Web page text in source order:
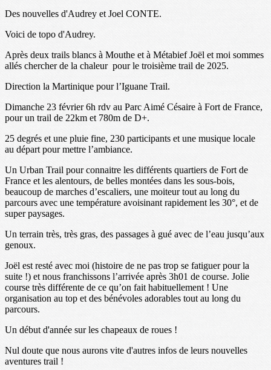
Des nouvelles d'Audrey et Joel CONTE.
Voici de topo d'Audrey.
Après deux trails blancs à Mouthe et à Métabief Joël et moi sommes
allés chercher de la chaleur pour le troisième trail de 2025.
Direction la Martinique pour l’Iguane Trail.
Dimanche 23 février 6h rdv au Parc Aimé Césaire à Fort de France,
pour un trail de 22km et 780m de D+.
25 degrés et une pluie fine, 230 participants et une musique locale
au départ pour mettre l’ambiance.
Un Urban Trail pour connaitre les différents quartiers de Fort de
France et les alentours, de belles montées dans les sous-bois,
beaucoup de marches d’escaliers, une moiteur tout au long du
parcours avec une température avoisinant rapidement les 30°, et de
super paysages.
Un terrain très, très gras, des passages à gué avec de l’eau jusqu’aux
genoux.
Joël est resté avec moi (histoire de ne pas trop se fatiguer pour la
suite !) et nous franchissons l’arrivée après 3h01 de course. Jolie
course très différente de ce qu’on fait habituellement ! Une
organisation au top et des bénévoles adorables tout au long du
parcours.
Un début d'année sur les chapeaux de roues !
Nul doute que nous aurons vite d'autres infos de leurs nouvelles
aventures trail !